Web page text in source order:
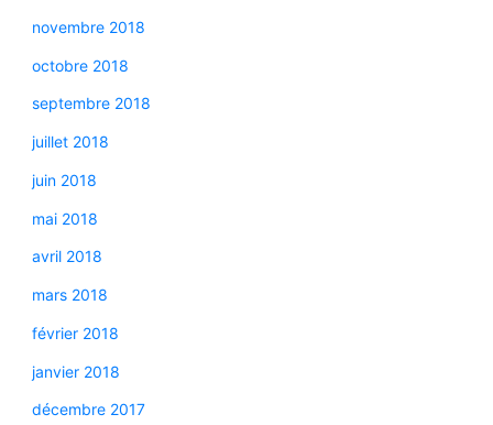
novembre 2018
octobre 2018
septembre 2018
juillet 2018
juin 2018
mai 2018
avril 2018
mars 2018
février 2018
janvier 2018
décembre 2017